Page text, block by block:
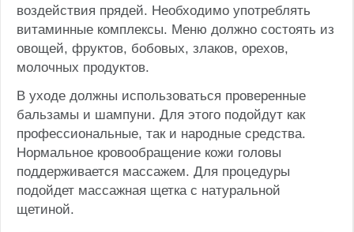
воздействия прядей. Необходимо употреблять
витаминные комплексы. Меню должно состоять из
овощей, фруктов, бобовых, злаков, орехов,
молочных продуктов.
В уходе должны использоваться проверенные
бальзамы и шампуни. Для этого подойдут как
профессиональные, так и народные средства.
Нормальное кровообращение кожи головы
поддерживается массажем. Для процедуры
подойдет массажная щетка с натуральной
щетиной.